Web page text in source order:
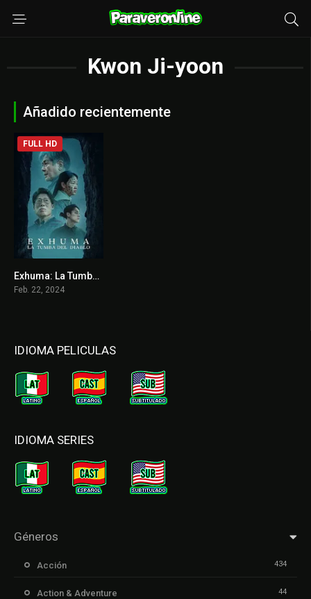
Kwon Ji-yoon
Añadido recientemente
6.9
FULL HD
Exhuma: La Tumba Del Diablo
Feb. 22, 2024
IDIOMA PELICULAS
IDIOMA SERIES
Géneros
Acción 434
Action & Adventure 44